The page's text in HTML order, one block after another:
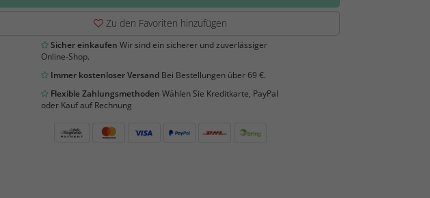
Zu den Favoriten hinzufügen
Sicher einkaufen Wir sind ein sicherer und zuverlässiger
Online-Shop.
Immer kostenloser VersandBei Bestellungen über 69 €.
Flexible Zahlungsmethoden Wählen Sie Kreditkarte, PayPal
oder Kauf auf Rechnung